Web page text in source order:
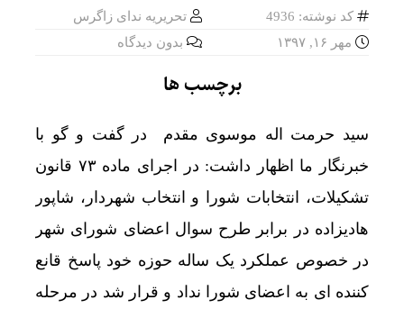
کد نوشته: 4936
تحریریه ندای زاگرس
مهر ۱۶, ۱۳۹۷
بدون دیدگاه
برچسب ها
سید حرمت اله موسوی مقدم در گفت و گو با
خبرنگار ما اظهار داشت: در اجرای ماده ۷۳ قانون
تشکیلات، انتخابات شورا و انتخاب شهردار، شاپور
هادیزاده در برابر طرح سوال اعضای شورای شهر
در خصوص عملکرد یک ساله حوزه خود پاسخ قانع
کننده ای به اعضای شورا نداد و قرار شد در مرحله